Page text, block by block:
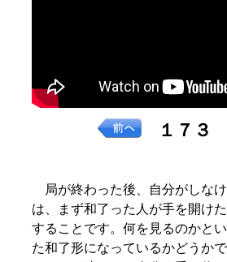
１７３
局が終わった後、自分がしな
は、まず和了った人が手を開け
することです。何を見るのかと
た和了形になっているかどうか